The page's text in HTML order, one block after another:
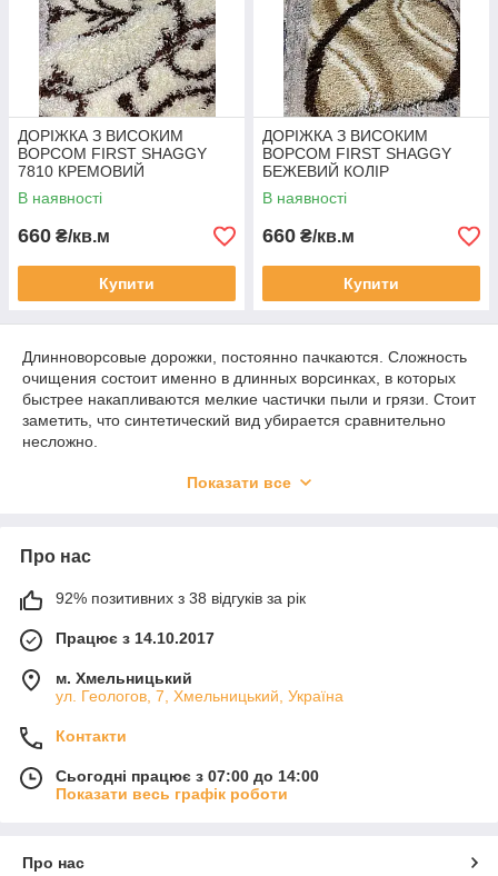
ДОРІЖКА З ВИСОКИМ
ВОРСОМ FIRST SHAGGY
7810 КРЕМОВИЙ
В наявності
660 ₴/кв.м
Купити
ДОРІЖКА З ВИСОКИМ
ВОРСОМ FІRST SHAGGY
БЕЖЕВИЙ КОЛІР
В наявності
660 ₴/кв.м
Купити
Длинноворсовые дорожки, постоянно пачкаются. Сложность
очищения состоит именно в длинных ворсинках, в которых
быстрее накапливаются мелкие частички пыли и грязи. Стоит
заметить, что синтетический вид убирается сравнительно
несложно.
избавления его от вредной для человека пыли. Постоянная
В залежності від забрудненості довговорсового килимового
використовують:
пінку;
щітку;
різні побутові засоби.
Показати все
Про нас
92% позитивних з 38 відгуків за рік
Працює з 14.10.2017
м. Хмельницький
ул. Геологов, 7, Хмельницький, Україна
Контакти
Сьогодні працює з 07:00 до 14:00
Показати весь графік роботи
Про нас